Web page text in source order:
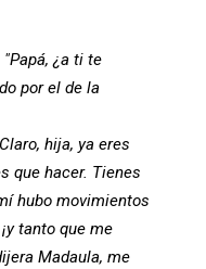
¿a ti te
por el de la
hija, ya eres
que hacer. Tienes
hubo movimientos
tanto que me
Madaula, me